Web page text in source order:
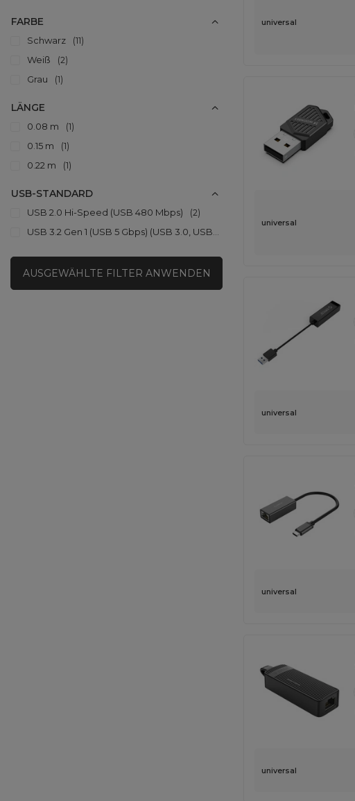
FARBE
Schwarz 11
Weiß 2
Grau 1
LÄNGE
0.08 m 1
0.15 m 1
0.22 m 1
USB-STANDARD
USB 2.0 Hi-Speed (USB 480 Mbps) 2
USB 3.2 Gen 1 (USB 5 Gbps) (USB 3.0, USB 3.1 Gen 1)
AUSGEWÄHLTE FILTER ANWENDEN
universal
universal
universal
universal
universal